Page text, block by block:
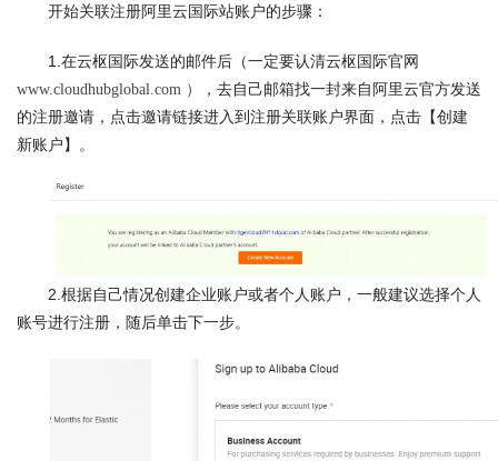
开始关联注册阿里云国际站账户的步骤：
www.cloudhubglobal.com ）
，去自己邮箱找一封来自阿里云官方发送
的注册邀请，点击邀请链接进入到注册关联账户界面，点击【创建
新账户】。
2.根据自己情况创建企业账户或者个人账户，一般建议选择个人
账号进行注册，随后单击下一步。